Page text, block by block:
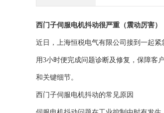
西门子伺服电机抖动很严重（震动厉害）
近日，上海恒税电气有限公司接到一起
用3小时便完成问题诊断及修复，保障客
和关键细节。
西门子伺服电机抖动的常见原因